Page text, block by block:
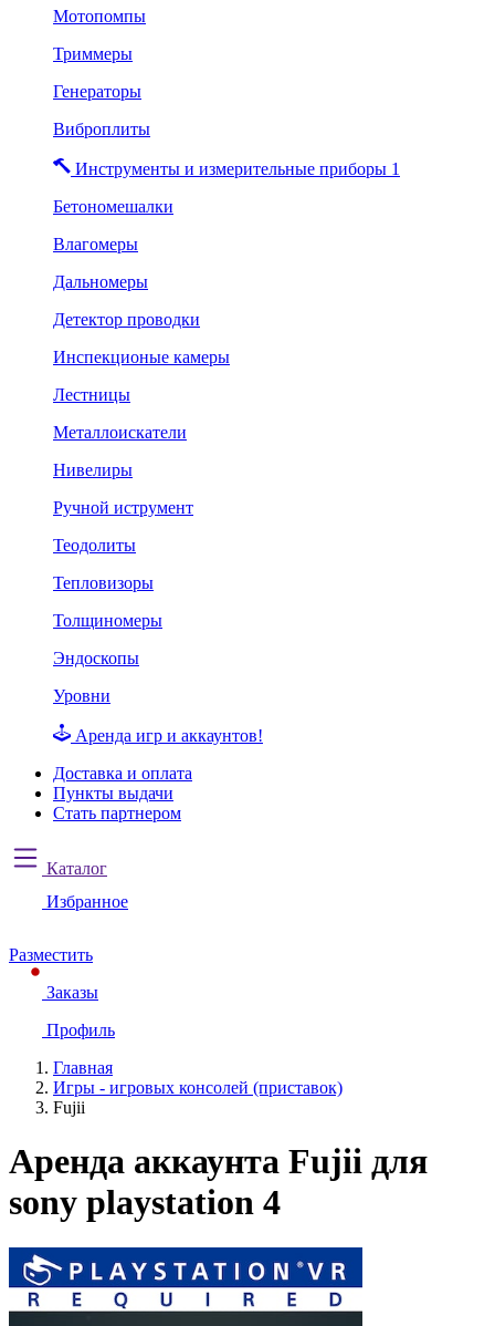
Мотопомпы
Триммеры
Генераторы
Виброплиты
Инструменты и измерительные приборы 1
Бетономешалки
Влагомеры
Дальномеры
Детектор проводки
Инспекционые камеры
Лестницы
Металлоискатели
Нивелиры
Ручной иструмент
Теодолиты
Тепловизоры
Толщиномеры
Эндоскопы
Уровни
Аренда игр и аккаунтов!
Доставка и оплата
Пункты выдачи
Стать партнером
Каталог
Избранное
Разместить
Заказы
Профиль
Главная
Игры - игровых консолей (приставок)
Fujii
Аренда аккаунта Fujii для
sony playstation 4